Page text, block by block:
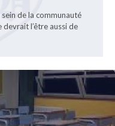
sein de la communauté
devrait l’être aussi de